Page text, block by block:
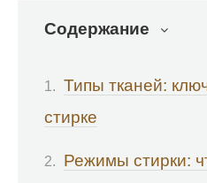
Содержание
Типы тканей:
стирке
Режимы стирки: